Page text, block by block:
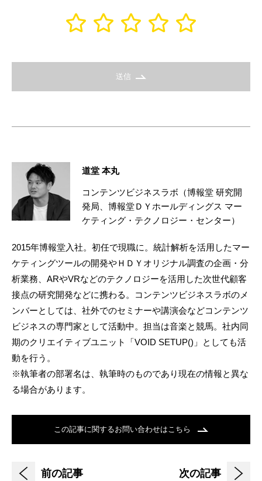
送信
道堂 本丸
コンテンツビジネスラボ（博報堂 研究開
発局、博報堂ＤＹホールディングス マー
ケティング・テクノロジー・センター）
2015年博報堂入社。初任で現職に。統計解析を活用したマー
ケティングツールの開発やＨＤＹオリジナル調査の企画・分
析業務、ARやVRなどのテクノロジーを活用した次世代顧客
接点の研究開発などに携わる。コンテンツビジネスラボのメ
ンバーとしては、社外でのセミナーや講演会などコンテンツ
ビジネスの専門家として活動中。担当は音楽と競馬。社内同
期のクリエイティブユニット「VOID SETUP()」としても活
動を行う。
※執筆者の部署名は、執筆時のものであり現在の情報と異な
る場合があります。
この記事に関するお問い合わせはこちら
前の記事 次の記事